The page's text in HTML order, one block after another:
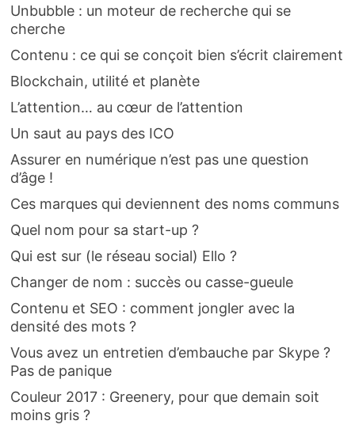
Unbubble : un moteur de recherche qui se
cherche
Contenu : ce qui se conçoit bien s’écrit clairement
Blockchain, utilité et planète
L’attention… au cœur de l’attention
Un saut au pays des ICO
Assurer en numérique n’est pas une question
d’âge !
Ces marques qui deviennent des noms communs
Quel nom pour sa start-up ?
Qui est sur (le réseau social) Ello ?
Changer de nom : succès ou casse-gueule
Contenu et SEO : comment jongler avec la
densité des mots ?
Vous avez un entretien d’embauche par Skype ?
Pas de panique
Couleur 2017 : Greenery, pour que demain soit
moins gris ?